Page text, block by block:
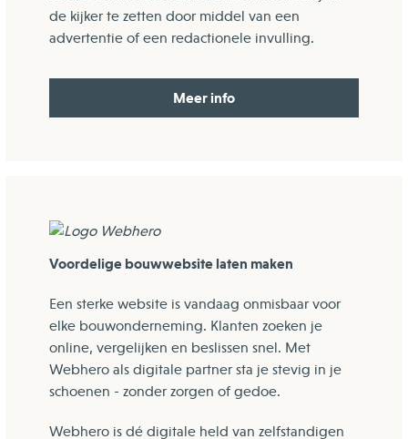
de kijker te zetten door middel van een
advertentie of een redactionele invulling.
Meer info
Voordelige bouwwebsite laten maken
Een sterke website is vandaag onmisbaar voor
elke bouwonderneming. Klanten zoeken je
online, vergelijken en beslissen snel. Met
Webhero als digitale partner sta je stevig in je
schoenen - zonder zorgen of gedoe.
Webhero is dé digitale held van zelfstandigen